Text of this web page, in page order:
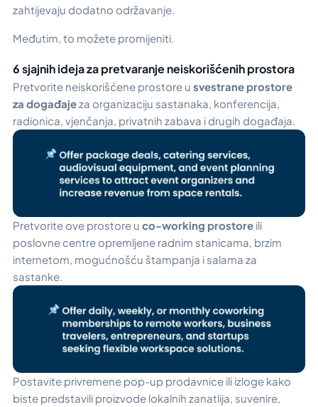
zahtijevaju dodatno održavanje.
Međutim, to možete promijeniti.
6 sjajnih ideja za pretvaranje neiskorišćenih prostora
Pretvorite neiskorišćene prostore u svestrane prostore
za događajeza organizaciju sastanaka, konferencija,
radionica, vjenčanja, privatnih zabava i drugih događaja.
Pretvorite ove prostore u co-working prostore ili
poslovne centre opremljene radnim stanicama, brzim
internetom, mogućnošću štampanja i salama za
sastanke.
Postavite privremene pop-up prodavnice ili izloge kako
biste predstavili proizvode lokalnih zanatlija, suvenire,